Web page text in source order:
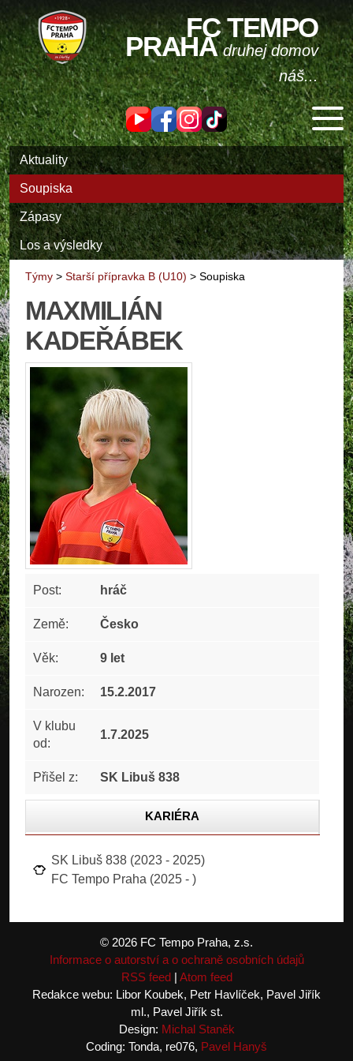
FC TEMPO
PRAHAdruhej domov
náš...
Aktuality
Soupiska
Zápasy
Los a výsledky
Týmy > Starší přípravka B (U10) > Soupiska
MAXMILIÁN
KADEŘÁBEK
Post: hráč
Země: Česko
Věk: 9 let
Narozen: 15.2.2017
V klubu
od:
1.7.2025
Přišel z: SK Libuš 838
KARIÉRA
FOTOGALERIE
SK Libuš 838 (2023 - 2025)
FC Tempo Praha (2025 - )
© 2026 FC Tempo Praha, z.s.
Informace o autorství a o ochraně osobních údajů
RSS feed| Atom feed
Redakce webu: Libor Koubek, Petr Havlíček, Pavel Jiřík
ml., Pavel Jiřík st.
Design: Michal Staněk
Coding: Tonda, re076, Pavel Hanyš